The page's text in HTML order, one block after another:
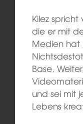
Kilez
die er mit
Medien hat
Base.
und sei mit
Lebens